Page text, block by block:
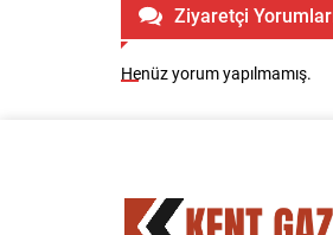
Ziyaretçi
Henüz yorum yapılmamış.